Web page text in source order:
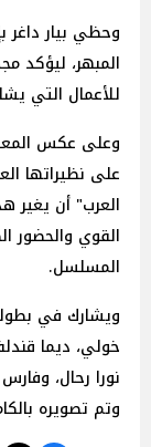
وحظي بيار داغر
المبهر، ليؤكد
للأعمال التي
وعلى عكس
على نظيراتها
العرب" أن يغير
القوي
المسلسل.
ويشارك في
خولي، ديما
وتم تصويره